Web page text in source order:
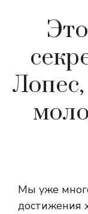
Лопес,
Мы уже
достижения